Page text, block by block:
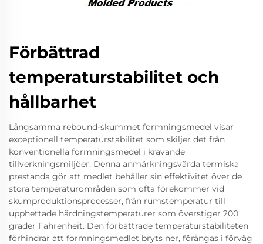
Förbättrad
temperaturstabilitet och
hållbarhet
Långsamma rebound-skummet formningsmedel visar
exceptionell temperaturstabilitet som skiljer det från
konventionella formningsmedel i krävande
tillverkningsmiljöer. Denna anmärkningsvärda termiska
prestanda gör att medlet behåller sin effektivitet över de
stora temperaturområden som ofta förekommer vid
skumproduktionsprocesser, från rumstemperatur till
upphettade härdningstemperaturer som överstiger 200
grader Fahrenheit. Den förbättrade temperaturstabiliteten
förhindrar att formningsmedlet bryts ner, förångas i förväg